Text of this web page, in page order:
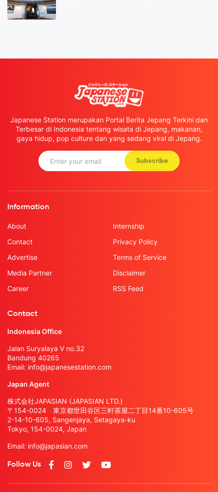
Japanese Station merupakan Portal Berita Jepang Terkini dan
Terbesar di Indonesia tentang wisata di Jepang, makanan,
gaya hidup, pop culture dan yang sedang viral di Jepang.
Subscribe
Information
About
Contact
Advertise
Media Partner
Career
Internship
Privacy Policy
Terms of Service
Disclaimer
RSS Feed
Contact
Indonesia Office
Jalan Suryalaya V no.32
Bandung 40265
Email: info@japanesestation.com
Japan Agent
株式会社JAPASIAN (JAPASIAN LTD.)
〒154-0024 東京都世田谷区三軒茶屋二丁目14番10-605号
2-14-10-605, Sangenjaya, Setagaya-ku
Tokyo, 154-0024, Japan
Email: info@japasian.com
Follow Us